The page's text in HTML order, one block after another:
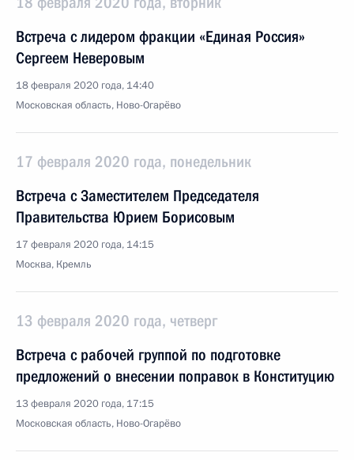
Встреча с лидером фракции «Единая Россия»
Сергеем Неверовым
18 февраля 2020 года, 14:40
Московская область, Ново-Огарёво
17 февраля 2020 года, понедельник
Встреча с Заместителем Председателя
Правительства Юрием Борисовым
17 февраля 2020 года, 14:15
Москва, Кремль
13 февраля 2020 года, четверг
Встреча с рабочей группой по подготовке
предложений о внесении поправок в Конституцию
13 февраля 2020 года, 17:15
Московская область, Ново-Огарёво